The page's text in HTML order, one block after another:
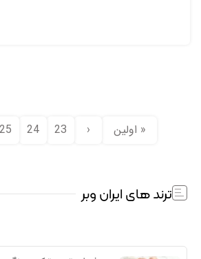
« اولين ‹
23
24
25
ترند های ایران وبر